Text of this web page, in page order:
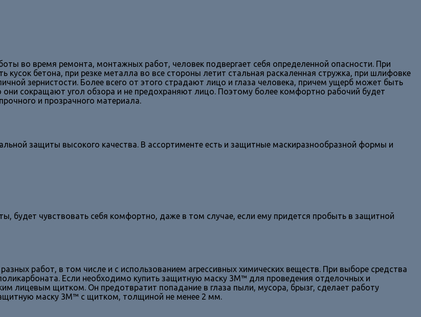
во время ремонта, монтажных работ, человек подвергает себя определенной опасности. При
кусок бетона, при резке металла во все стороны летит стальная раскаленная стружка, при шлифовке
зернистости. Более всего от этого страдают лицо и глаза человека, причем ущерб может быть
сокращают угол обзора и не предохраняют лицо. Поэтому более комфортно рабочий будет
и прозрачного материала.
защиты высокого качества. В ассортименте есть и защитные маскиразнообразной формы и
будет чувствовать себя комфортно, даже в том случае, если ему придется пробыть в защитной
работ, в том числе и с использованием агрессивных химических веществ. При выборе средства
Если необходимо купить защитную маску 3М™ для проведения отделочных и
лицевым щитком. Он предотвратит попадание в глаза пыли, мусора, брызг, сделает работу
маску 3М™ с щитком, толщиной не менее 2 мм.